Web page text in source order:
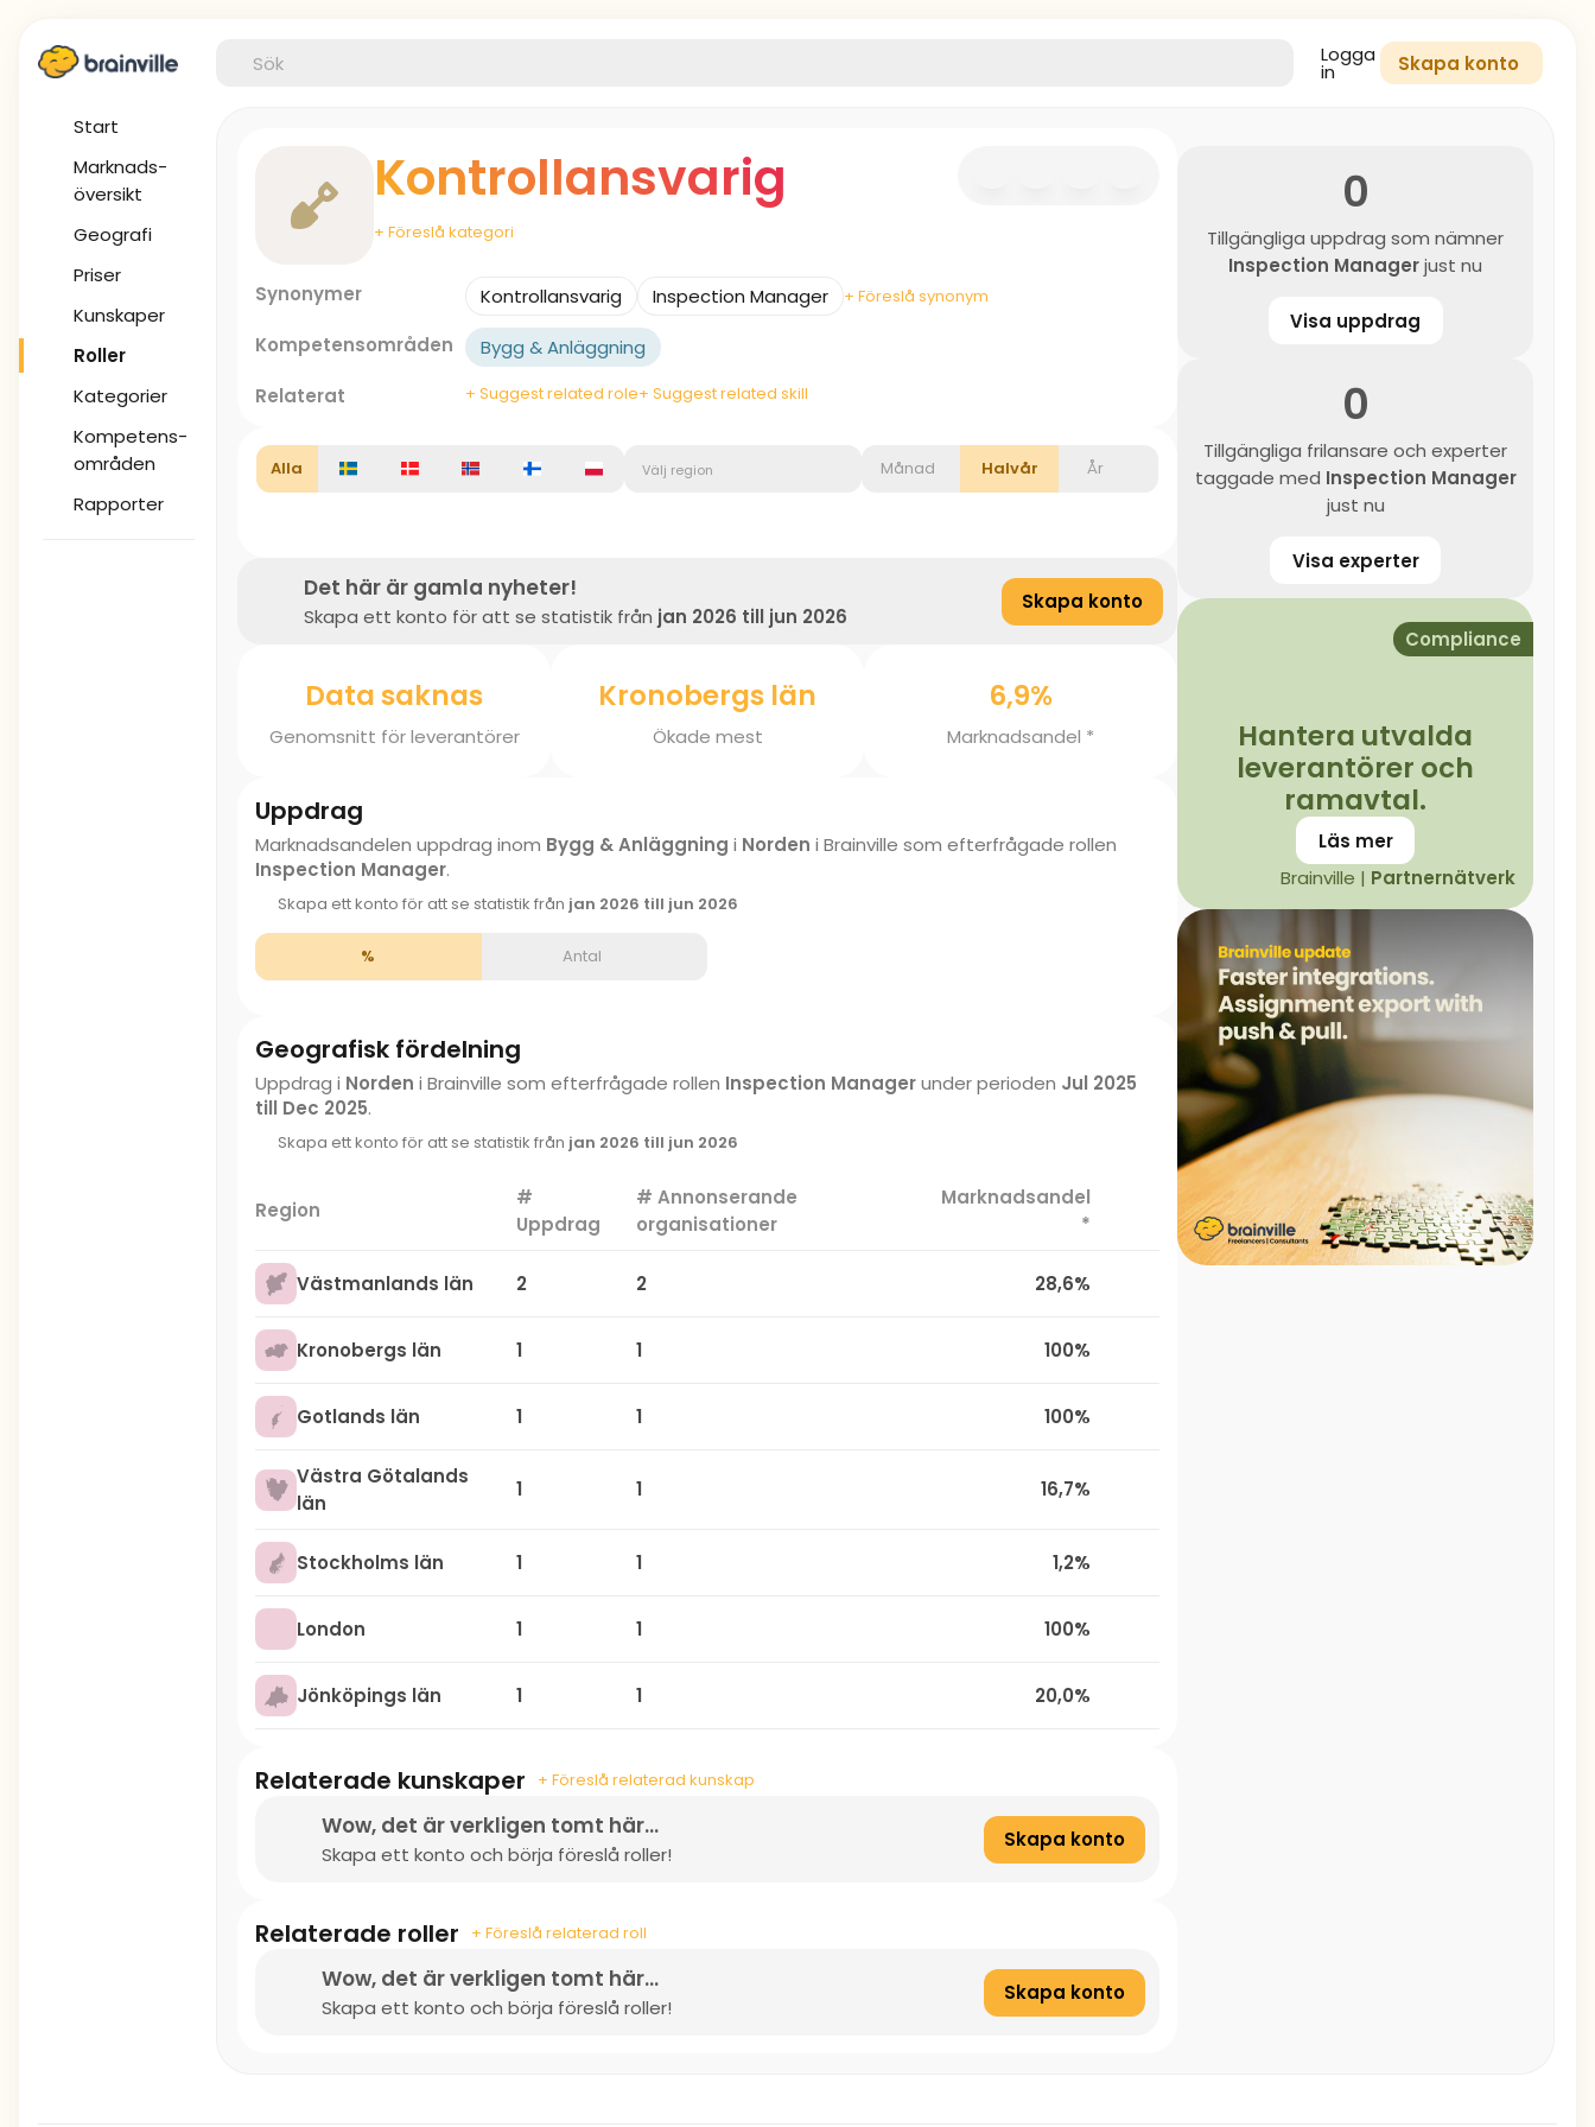
Start
Marknads-
översikt
Geografi
Priser
Kunskaper
Roller
Kategorier
Kompetens-
områden
Rapporter
Logga
in Skapa konto
Kontrollansvarig
+ Föreslå kategori
Synonymer Kontrollansvarig Inspection Manager + Föreslå synonym
Kompetensområden
Bygg & Anläggning
Relaterat
+ Suggest related role+ Suggest related skill
Alla Välj region Månad Halvår År
Det här är gamla nyheter!
Skapa ett konto för att se statistik från jan 2026 till jun 2026
Skapa konto
Data saknas
Genomsnitt för leverantörer
Kronobergs län
Ökade mest
6,9%
Marknadsandel *
Uppdrag
Marknadsandelen uppdrag inom Bygg & Anläggning i Norden i Brainville som efterfrågade rollen
Inspection Manager.
Skapa ett konto för att se statistik från jan 2026 till jun 2026
% Antal
Geografisk fördelning
Uppdrag i Norden i Brainville som efterfrågade rollen Inspection Managerunder perioden Jul 2025
till Dec 2025.
Skapa ett konto för att se statistik från jan 2026 till jun 2026
Region
#
Uppdrag
# Annonserande
organisationer
Marknadsandel
*
Västmanlands län 2 2 28,6%
Kronobergs län 1 1 100%
Gotlands län 1 1 100%
Västra Götalands
län
1 1 16,7%
Stockholms län 1 1 1,2%
London 1 1 100%
Jönköpings län 1 1 20,0%
Relaterade kunskaper + Föreslå relaterad kunskap
Wow, det är verkligen tomt här...
Skapa ett konto och börja föreslå roller!
Skapa konto
Relaterade roller + Föreslå relaterad roll
Wow, det är verkligen tomt här...
Skapa ett konto och börja föreslå roller!
Skapa konto
0
Tillgängliga uppdrag som nämner
Inspection Managerjust nu
Visa uppdrag
0
Tillgängliga frilansare och experter
taggade med Inspection Manager
just nu
Visa experter
Compliance
Hantera utvalda
leverantörer och
ramavtal.
Läs mer
Brainville | Partnernätverk